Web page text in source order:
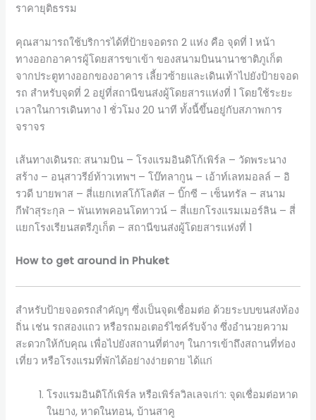
ราคายุติธรรม
คุณสามารถใช้บริการได้ที่ป้ายจอดรถ 2 แห่ง คือ จุดที่ 1 หน้า
ทางออกอาคารผู้โดยสารขาเข้า ของสนามบินนานาชาติภูเก็ต
จากประตูทางออกของอาคาร เลี้ยวซ้ายและเดินเท้าไปยังป้ายจอด
รถ สำหรับจุดที่ 2 อยู่ที่สถานีขนส่งผู้โดยสารแห่งที่ 1 โดยใช้ระยะ
เวลาในการเดินทาง 1 ชั่วโมง 20 นาที ทั้งนี้ขึ้นอยู่กับสภาพการ
จราจร
เส้นทางเดินรถ: สนามบิน – โรงแรมอินดิโก้เพิร์ล – วัดพระนาง
สร้าง – อนุสาวรีย์ท้าวเทพฯ – โบ๊ทลากูน – เอ้าท์เลทมอลล์ – อิ
รวดี บายพาส – สี่แยกเทสโก้โลตัส – บิ๊กซี – เซ็นทรัล – สนาม
กีฬาสุระกุล – พันเทพคอนโดทาวน์ – สี่แยกโรงแรมเมอร์ลิน – สี่
แยกโรงเรียนสตรีภูเก็ต – สถานีขนส่งผู้โดยสารแห่งที่ 1
How to get around in Phuket
สำหรับป้ายจอดรถสำคัญๆ ซึ่งเป็นจุดเชื่อมต่อ ด้วยระบบขนส่งท้อง
ถิ่น เช่น รถสองแถว หรือรถมอเตอร์ไซค์รับจ้าง ซึ่งอำนวยความ
สะดวกให้กับคุณ เพื่อไปยังสถานที่ต่างๆ ในการเข้าถึงสถานที่ท่อง
เที่ยว หรือโรงแรมที่พักได้อย่างง่ายดาย ได้แก่
โรงแรมอินดิโก้เพิร์ล หรือเพิร์ลวิลเลจเก่า: จุดเชื่อมต่อหาด
ในยาง, หาดในทอน, บ้านสาคู